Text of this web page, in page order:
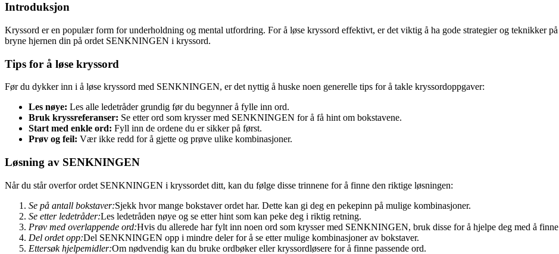
Introduksjon
Kryssord er en populær form for underholdning og mental utfordring. For å løse kryssord effektivt, er det viktig å ha gode strategier og teknikker
bryne hjernen din på ordet SENKNINGEN i kryssord.
Tips for å løse kryssord
Før du dykker inn i å løse kryssord med SENKNINGEN, er det nyttig å huske noen generelle tips for å takle kryssordoppgaver:
Les nøye: Les alle ledetråder grundig før du begynner å fylle inn ord.
Bruk kryssreferanser: Se etter ord som krysser med SENKNINGEN for å få hint om bokstavene.
Start med enkle ord: Fyll inn de ordene du er sikker på først.
Prøv og feil: Vær ikke redd for å gjette og prøve ulike kombinasjoner.
Løsning av SENKNINGEN
Når du står overfor ordet SENKNINGEN i kryssordet ditt, kan du følge disse trinnene for å finne den riktige løsningen:
Se på antall bokstaver:Sjekk hvor mange bokstaver ordet har. Dette kan gi deg en pekepinn på mulige kombinasjoner.
Se etter ledetråder:Les ledetråden nøye og se etter hint som kan peke deg i riktig retning.
Prøv med overlappende ord:Hvis du allerede har fylt inn noen ord som krysser med SENKNINGEN, bruk disse for å hjelpe deg med å
Del ordet opp:Del SENKNINGEN opp i mindre deler for å se etter mulige kombinasjoner av bokstaver.
Ettersøk hjelpemidler:Om nødvendig kan du bruke ordbøker eller kryssordløsere for å finne passende ord.